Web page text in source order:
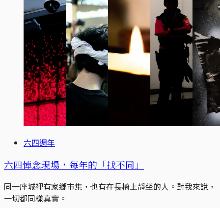
六四週年
六四悼念現場，每年的「找不同」
同一座城裡有家鄉市集，也有在長椅上靜坐的人。對我來說，
一切都同樣真實。